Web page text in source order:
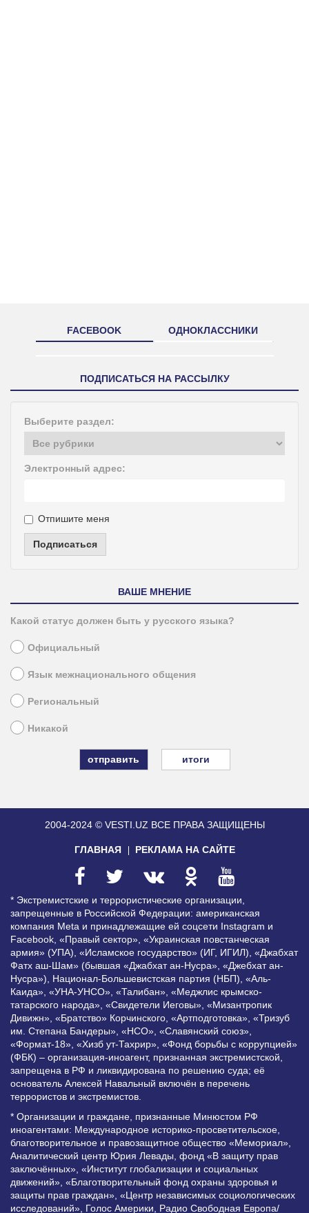
FACEBOOK ОДНОКЛАССНИКИ
ПОДПИСАТЬСЯ НА РАССЫЛКУ
Выберите раздел:
Электронный адрес:
Отпишите меня
Подписаться
ВАШЕ МНЕНИЕ
Какой статус должен быть у русского языка?
Официальный
Язык межнационального общения
Региональный
Никакой
итоги
2004-2024 © VESTI.UZ ВСЕ ПРАВА ЗАЩИЩЕНЫ
ГЛАВНАЯ РЕКЛАМА НА САЙТЕ
* Экстремистские и террористические организации,
запрещенные в Российской Федерации: американская
компания Meta и принадлежащие ей соцсети Instagram и
Facebook, «Правый сектор», «Украинская повстанческая
армия» (УПА), «Исламское государство» (ИГ, ИГИЛ), «Джабхат
Фатх аш-Шам» (бывшая «Джабхат ан-Нусра», «Джебхат ан-
Нусра»), Национал-Большевистская партия (НБП), «Аль-
Каида», «УНА-УНСО», «Талибан», «Меджлис крымско-
татарского народа», «Свидетели Иеговы», «Мизантропик
Дивижн», «Братство» Корчинского, «Артподготовка», «Тризуб
им. Степана Бандеры», «НСО», «Славянский союз»,
«Формат-18», «Хизб ут-Тахрир», «Фонд борьбы с коррупцией»
(ФБК) – организация-иноагент, признанная экстремистской,
запрещена в РФ и ликвидирована по решению суда; её
основатель Алексей Навальный включён в перечень
террористов и экстремистов.
* Организации и граждане, признанные Минюстом РФ
иноагентами: Международное историко-просветительское,
благотворительное и правозащитное общество «Мемориал»,
Аналитический центр Юрия Левады, фонд «В защиту прав
заключённых», «Институт глобализации и социальных
движений», «Благотворительный фонд охраны здоровья и
защиты прав граждан», «Центр независимых социологических
исследований», Голос Америки, Радио Свободная Европа/